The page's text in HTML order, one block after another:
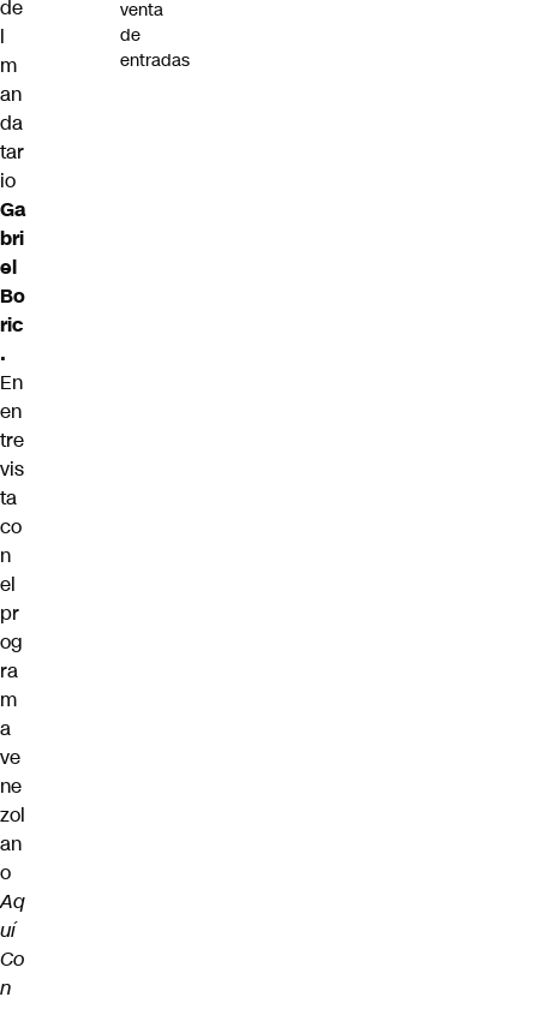
de
l
m
an
da
tar
io
Ga
bri
el
Bo
ric
.
En
en
tre
vis
ta
co
n
el
pr
og
ra
m
a
ve
ne
zol
an
o
Aq
uí
Co
n
venta
de
entradas